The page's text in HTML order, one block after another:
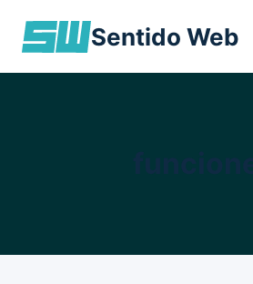
Sentido Web